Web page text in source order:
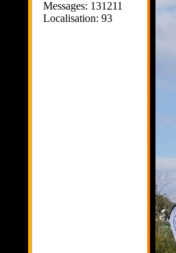
Messages: 131211
Localisation: 93